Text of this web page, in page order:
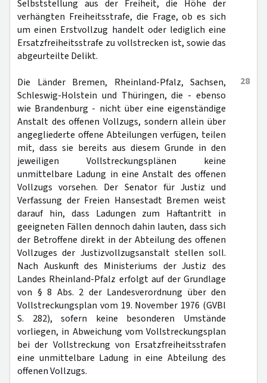
Selbststellung aus der Freiheit, die Höhe der
verhängten Freiheitsstrafe, die Frage, ob es sich
um einen Erstvollzug handelt oder lediglich eine
Ersatzfreiheitsstrafe zu vollstrecken ist, sowie das
abgeurteilte Delikt.
28
Die Länder Bremen, Rheinland-Pfalz, Sachsen,
Schleswig-Holstein und Thüringen, die - ebenso
wie Brandenburg - nicht über eine eigenständige
Anstalt des offenen Vollzugs, sondern allein über
angegliederte offene Abteilungen verfügen, teilen
mit, dass sie bereits aus diesem Grunde in den
jeweiligen Vollstreckungsplänen keine
unmittelbare Ladung in eine Anstalt des offenen
Vollzugs vorsehen. Der Senator für Justiz und
Verfassung der Freien Hansestadt Bremen weist
darauf hin, dass Ladungen zum Haftantritt in
geeigneten Fällen dennoch dahin lauten, dass sich
der Betroffene direkt in der Abteilung des offenen
Vollzuges der Justizvollzugsanstalt stellen soll.
Nach Auskunft des Ministeriums der Justiz des
Landes Rheinland-Pfalz erfolgt auf der Grundlage
von § 8 Abs. 2 der Landesverordnung über den
Vollstreckungsplan vom 19. November 1976 (GVBl
S. 282), sofern keine besonderen Umstände
vorliegen, in Abweichung vom Vollstreckungsplan
bei der Vollstreckung von Ersatzfreiheitsstrafen
eine unmittelbare Ladung in eine Abteilung des
offenen Vollzugs.